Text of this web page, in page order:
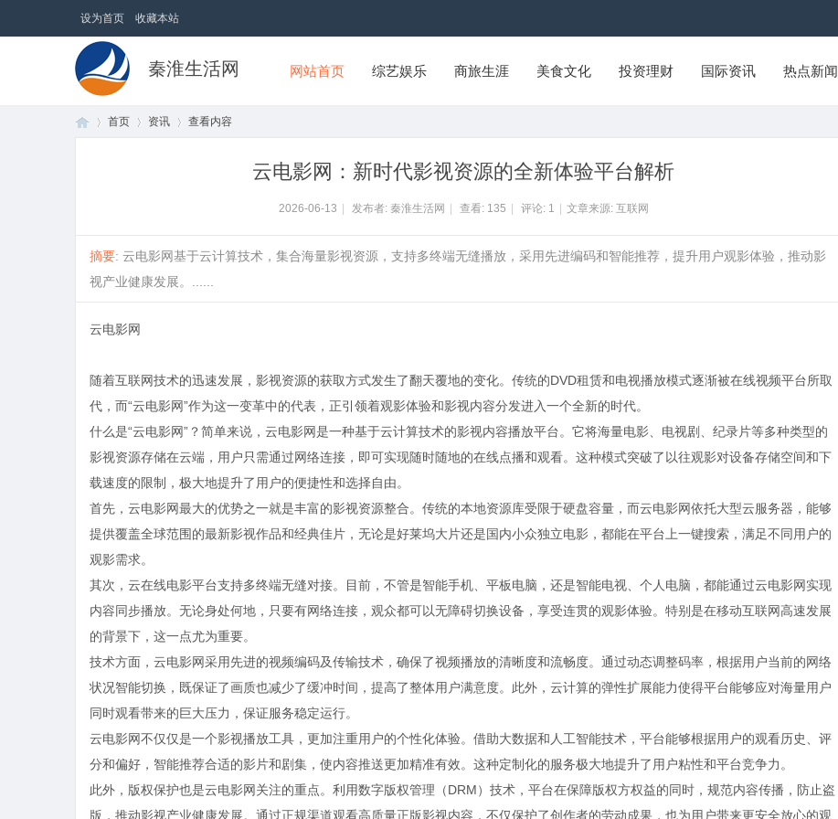
设为首页 收藏本站
秦淮生活网 网站首页 综艺娱乐 商旅生涯 美食文化 投资理财 国际资讯 热点新闻
首页 资讯 查看内容
云电影网：新时代影视资源的全新体验平台解析
2026-06-13 发布者: 秦淮生活网 查看: 135 评论: 1 文章来源: 互联网
摘要: 云电影网基于云计算技术，集合海量影视资源，支持多终端无缝播放，采用先进编码和智能推荐，提升用户观影体验，推动影
视产业健康发展。......
云电影网
随着互联网技术的迅速发展，影视资源的获取方式发生了翻天覆地的变化。传统的DVD租赁和电视播放模式逐渐被在线视频平台所取
代，而“云电影网”作为这一变革中的代表，正引领着观影体验和影视内容分发进入一个全新的时代。
什么是“云电影网”？简单来说，云电影网是一种基于云计算技术的影视内容播放平台。它将海量电影、电视剧、纪录片等多种类型的
影视资源存储在云端，用户只需通过网络连接，即可实现随时随地的在线点播和观看。这种模式突破了以往观影对设备存储空间和下
载速度的限制，极大地提升了用户的便捷性和选择自由。
首先，云电影网最大的优势之一就是丰富的影视资源整合。传统的本地资源库受限于硬盘容量，而云电影网依托大型云服务器，能够
提供覆盖全球范围的最新影视作品和经典佳片，无论是好莱坞大片还是国内小众独立电影，都能在平台上一键搜索，满足不同用户的
观影需求。
其次，云在线电影平台支持多终端无缝对接。目前，不管是智能手机、平板电脑，还是智能电视、个人电脑，都能通过云电影网实现
内容同步播放。无论身处何地，只要有网络连接，观众都可以无障碍切换设备，享受连贯的观影体验。特别是在移动互联网高速发展
的背景下，这一点尤为重要。
技术方面，云电影网采用先进的视频编码及传输技术，确保了视频播放的清晰度和流畅度。通过动态调整码率，根据用户当前的网络
状况智能切换，既保证了画质也减少了缓冲时间，提高了整体用户满意度。此外，云计算的弹性扩展能力使得平台能够应对海量用户
同时观看带来的巨大压力，保证服务稳定运行。
云电影网不仅仅是一个影视播放工具，更加注重用户的个性化体验。借助大数据和人工智能技术，平台能够根据用户的观看历史、评
分和偏好，智能推荐合适的影片和剧集，使内容推送更加精准有效。这种定制化的服务极大地提升了用户粘性和平台竞争力。
此外，版权保护也是云电影网关注的重点。利用数字版权管理（DRM）技术，平台在保障版权方权益的同时，规范内容传播，防止盗
版，推动影视产业健康发展。通过正规渠道观看高质量正版影视内容，不仅保护了创作者的劳动成果，也为用户带来更安全放心的观